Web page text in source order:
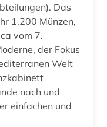
Das
1.200 Münzen,
vom 7.
der Fokus
Welt
nach und
einfachen und